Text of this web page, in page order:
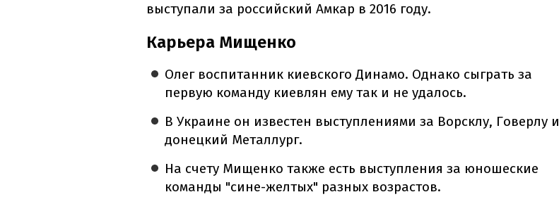
выступали за российский Амкар в 2016 году.
Карьера Мищенко
Олег воспитанник киевского Динамо. Однако сыграть за
первую команду киевлян ему так и не удалось.
В Украине он известен выступлениями за Ворсклу, Говерлу и
донецкий Металлург.
На счету Мищенко также есть выступления за юношеские
команды "сине-желтых" разных возрастов.